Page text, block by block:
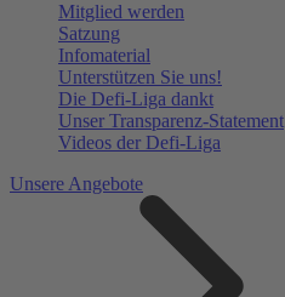
Mitglied werden
Satzung
Infomaterial
Unterstützen Sie uns!
Die Defi-Liga dankt
Unser Transparenz-Statement
Videos der Defi-Liga
Unsere Angebote